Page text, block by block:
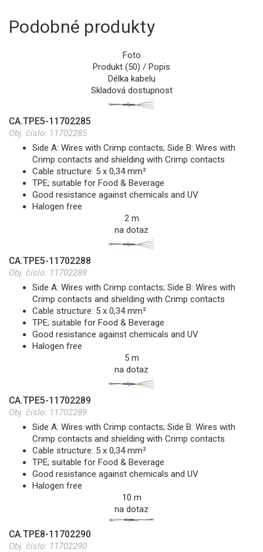
Podobné produkty
Foto
Produkt (50) / Popis
Délka kabelu
Skladová dostupnost
CA.TPE5-11702285
Obj. číslo: 11702285
Side A: Wires with Crimp contacts; Side B: Wires with
Crimp contacts and shielding with Crimp contacts
Cable structure: 5 x 0,34 mm²
TPE; suitable for Food & Beverage
Good resistance against chemicals and UV
Halogen free
2 m
na dotaz
CA.TPE5-11702288
Obj. číslo: 11702288
Side A: Wires with Crimp contacts; Side B: Wires with
Crimp contacts and shielding with Crimp contacts
Cable structure: 5 x 0,34 mm²
TPE; suitable for Food & Beverage
Good resistance against chemicals and UV
Halogen free
5 m
na dotaz
CA.TPE5-11702289
Obj. číslo: 11702289
Side A: Wires with Crimp contacts; Side B: Wires with
Crimp contacts and shielding with Crimp contacts
Cable structure: 5 x 0,34 mm²
TPE; suitable for Food & Beverage
Good resistance against chemicals and UV
Halogen free
10 m
na dotaz
CA.TPE8-11702290
Obj. číslo: 11702290